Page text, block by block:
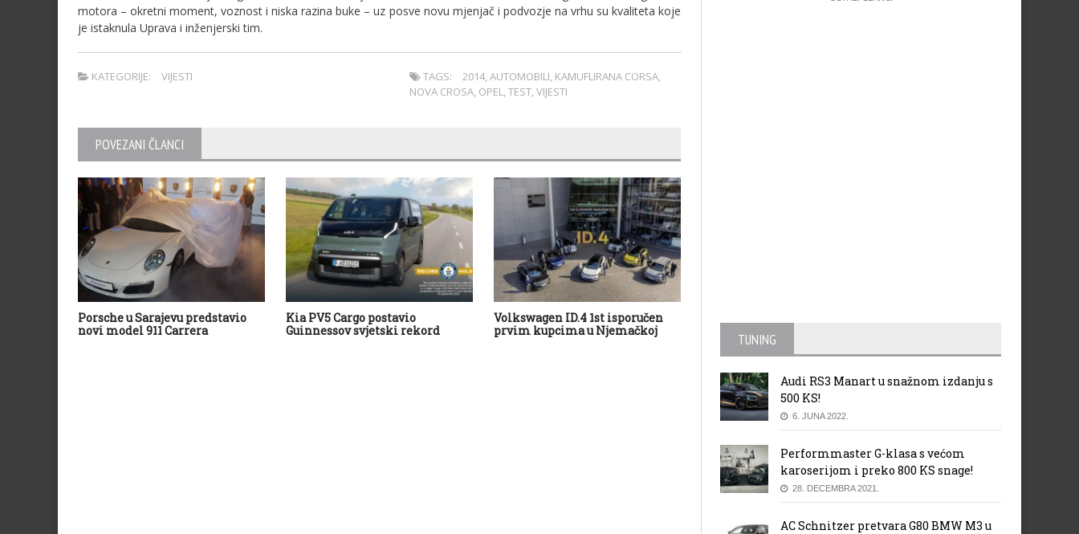
motora – okretni moment, voznost i niska razina buke – uz posve novu mjenjač i podvozje na vrhu su kvaliteta koje
je istaknula Uprava i inženjerski tim.
KATEGORIJE: VIJESTI TAGS: 2014,AUTOMOBILI, KAMUFLIRANA CORSA,
NOVA CROSA, OPEL,TEST,VIJESTI
POVEZANI ČLANCI
Porsche u Sarajevu predstavio
novi model 911 Carrera
Kia PV5 Cargo postavio
Guinnessov svjetski rekord
Volkswagen ID.4 1st isporučen
prvim kupcima u Njemačkoj
TUNING
Audi RS3 Manart u snažnom izdanju s
500 KS!
6. JUNA 2022.
Performmaster G-klasa s većom
karoserijom i preko 800 KS snage!
28. DECEMBRA 2021.
AC Schnitzer pretvara G80 BMW M3 u